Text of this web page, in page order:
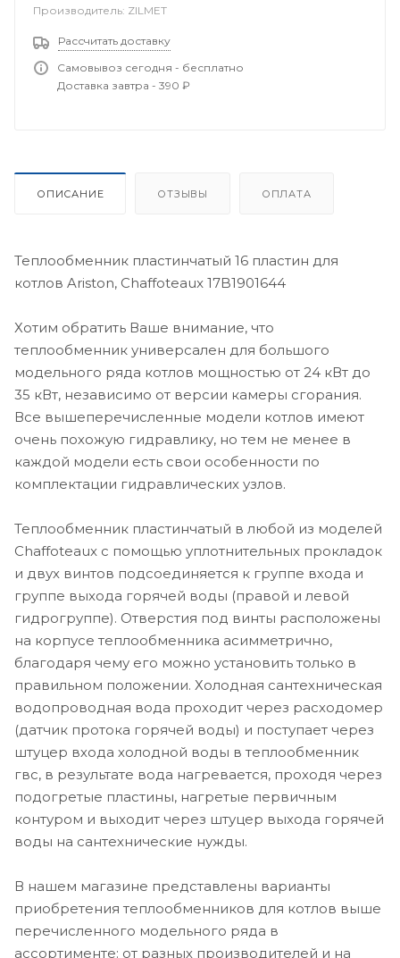
Производитель: ZILMET
Рассчитать доставку
Самовывоз сегодня - бесплатно
Доставка завтра - 390 ₽
ОПИСАНИЕ ОТЗЫВЫ ОПЛАТА
Теплообменник пластинчатый 16 пластин для
котлов Ariston, Chaffoteaux 17B1901644
Хотим обратить Ваше внимание, что
теплообменник универсален для большого
модельного ряда котлов мощностью от 24 кВт до
35 кВт, независимо от версии камеры сгорания.
Все вышеперечисленные модели котлов имеют
очень похожую гидравлику, но тем не менее в
каждой модели есть свои особенности по
комплектации гидравлических узлов.
Теплообменник пластинчатый в любой из моделей
Chaffoteaux с помощью уплотнительных прокладок
и двух винтов подсоединяется к группе входа и
группе выхода горячей воды (правой и левой
гидрогруппе). Отверстия под винты расположены
на корпусе теплообменника асимметрично,
благодаря чему его можно установить только в
правильном положении. Холодная сантехническая
водопроводная вода проходит через расходомер
(датчик протока горячей воды) и поступает через
штуцер входа холодной воды в теплообменник
гвс, в результате вода нагревается, проходя через
подогретые пластины, нагретые первичным
контуром и выходит через штуцер выхода горячей
воды на сантехнические нужды.
В нашем магазине представлены варианты
приобретения теплообменников для котлов выше
перечисленного модельного ряда в
ассортименте: от разных производителей и на